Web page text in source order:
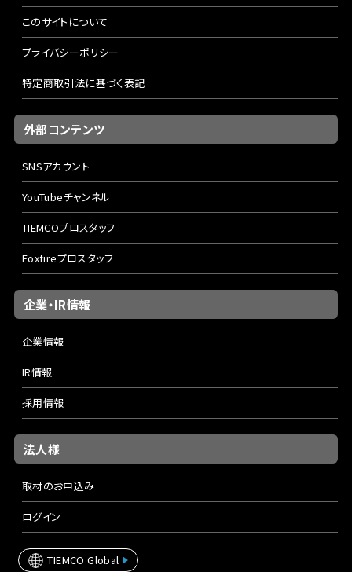
このサイトについて
プライバシーポリシー
特定商取引法に基づく表記
外部コンテンツ
SNSアカウント
YouTubeチャンネル
TIEMCOプロスタッフ
Foxfireプロスタッフ
企業・IR情報
企業情報
IR情報
採用情報
法人様
取材のお申込み
ログイン
TIEMCO Global